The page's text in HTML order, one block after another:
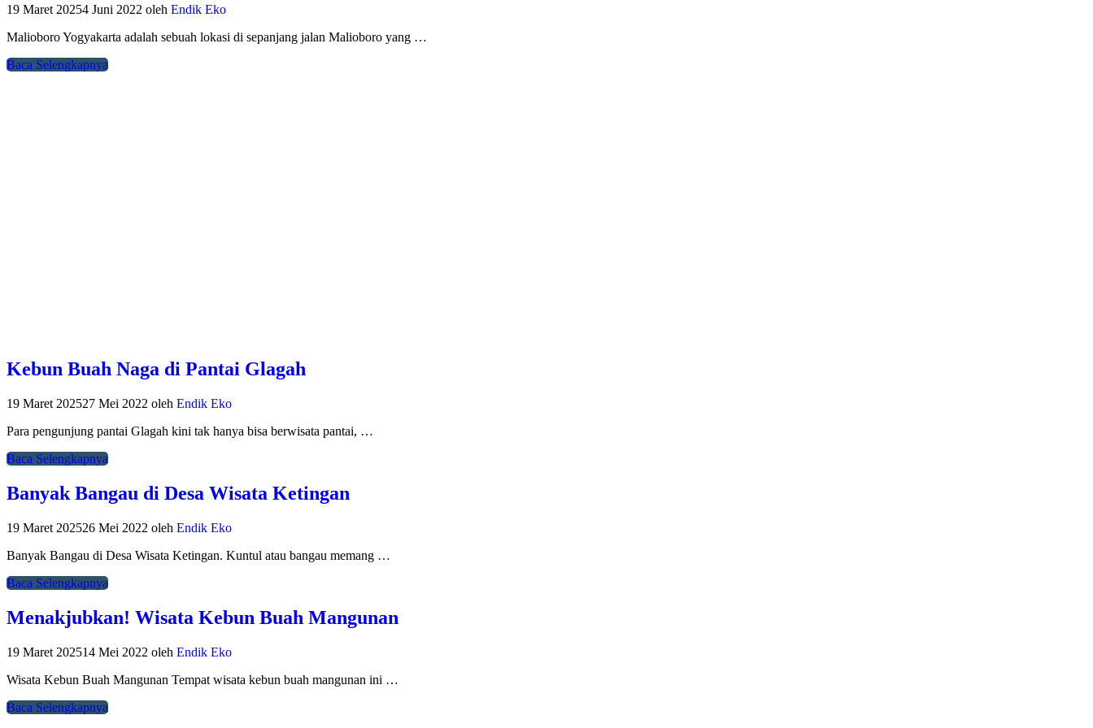
19 Maret 20254 Juni 2022 oleh Endik Eko
Malioboro Yogyakarta adalah sebuah lokasi di sepanjang jalan Malioboro yang …
Baca Selengkapnya
Kebun Buah Naga di Pantai Glagah
19 Maret 202527 Mei 2022 oleh Endik Eko
Para pengunjung pantai Glagah kini tak hanya bisa berwisata pantai, …
Baca Selengkapnya
Banyak Bangau di Desa Wisata Ketingan
19 Maret 202526 Mei 2022 oleh Endik Eko
Banyak Bangau di Desa Wisata Ketingan. Kuntul atau bangau memang …
Baca Selengkapnya
Menakjubkan! Wisata Kebun Buah Mangunan
19 Maret 202514 Mei 2022 oleh Endik Eko
Wisata Kebun Buah Mangunan Tempat wisata kebun buah mangunan ini …
Baca Selengkapnya